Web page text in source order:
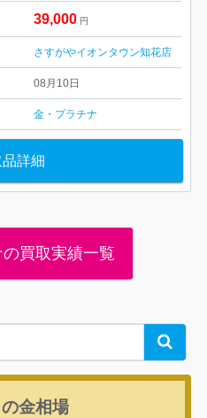
39,000 円
さすがやイオンタウン知花店
08月10日
金・プラチナ
品詳細
買取実績一覧
Search
金相場